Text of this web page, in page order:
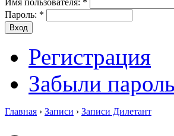
Имя пользователя: *
Пароль: *
Регистрация
Забыли
Главная › Записи › Записи Дилетант